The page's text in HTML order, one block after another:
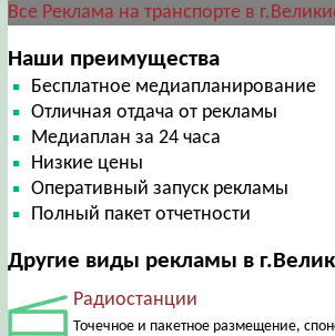
Все Реклама на транспорте в
Наши преимущества
Бесплатное медиапланирование
Отличная отдача от рекламы
Медиаплан за 24 часа
Низкие цены
Оперативный запуск рекламы
Полный пакет отчетности
Другие виды рекламы в
Радиостанции
Точечное и пакетное размещение,